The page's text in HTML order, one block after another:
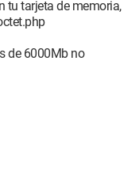
tu tarjeta de memoria,
de 6000Mb no